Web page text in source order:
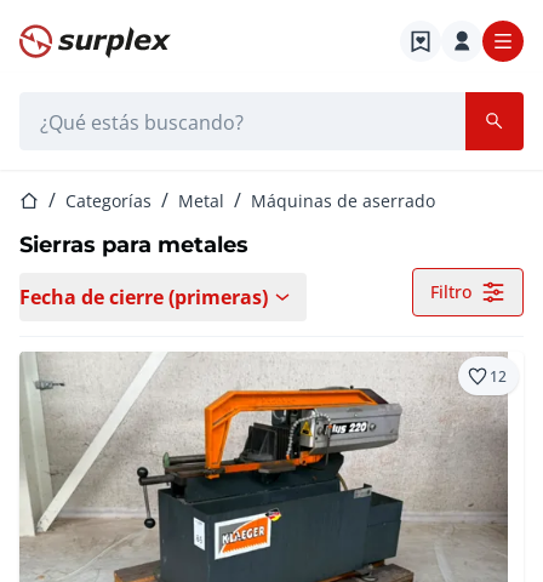
Página de inicio
Página de inicio
Categorías Metal Máquinas de aserrado
Sierras para metales
Fecha de cierre (primeras) Filtro
12